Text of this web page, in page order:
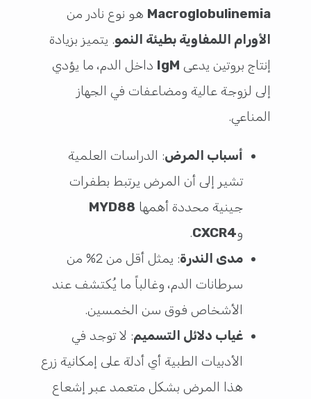
Macroglobulinemia هو نوع نادر من
الأورام اللمفاوية بطيئة النمو. يتميز بزيادة
إنتاج بروتين يدعى IgM داخل الدم، ما يؤدي
إلى لزوجة عالية ومضاعفات في الجهاز
المناعي.
أسباب المرض: الدراسات العلمية
تشير إلى أن المرض يرتبط بطفرات
جينية محددة أهمها MYD88
وCXCR4
.
مدى الندرة
: يمثل أقل من 2% من
سرطانات الدم، وغالباً ما يُكتشف عند
الأشخاص فوق سن الخمسين.
غياب دلائل التسميم: لا توجد في
الأدبيات الطبية أي أدلة على إمكانية زرع
هذا المرض بشكل متعمد عبر إشعاع